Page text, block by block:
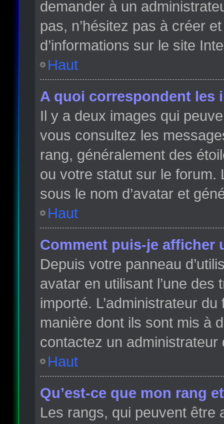
demander à un
pas, n’hésitez pas à créer
d’informations sur le site
Haut
A quoi correspondent les
Il y a deux images qui
vous consultez les
rang, généralement des
ou votre statut sur le forum.
sous le nom d’avatar et
Haut
Comment puis-je afficher
Depuis votre panneau
avatar en utilisant l’une
importé. L’administrateur
manière dont ils sont mis à
contactez un administrateur
Haut
Qu’est-ce que mon rang
Les rangs, qui peuvent être